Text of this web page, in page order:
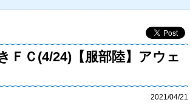
ＦＣ(4/24)【服部陸】アウェ
2021/04/21